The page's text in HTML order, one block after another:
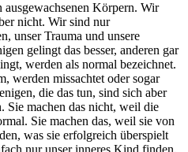
Körpern. Wir
nicht. Wir sind nur
unser Trauma und unsere
gelingt das besser, anderen gar
werden als normal bezeichnet.
werden missachtet oder sogar
die das tun, sind sich aber
Sie machen das nicht, weil die
Sie machen das, weil sie von
was sie erfolgreich überspielt
nur unser inneres Kind finden.